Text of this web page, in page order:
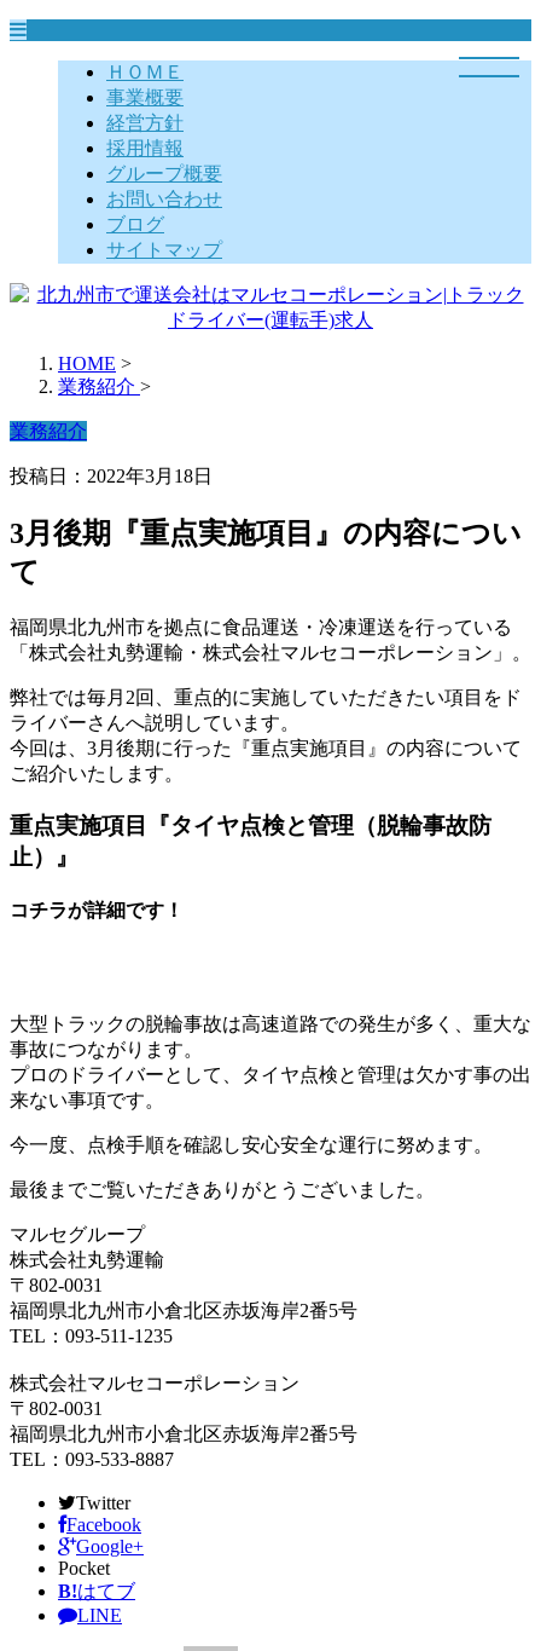
ＨＯＭＥ
事業概要
経営方針
採用情報
グループ概要
お問い合わせ
ブログ
サイトマップ
HOME >
業務紹介 >
業務紹介
投稿日：2022年3月18日
3月後期『重点実施項目』の内容につい
て
福岡県北九州市を拠点に食品運送・冷凍運送を行っている
「株式会社丸勢運輸・株式会社マルセコーポレーション」。
弊社では毎月2回、重点的に実施していただきたい項目をド
ライバーさんへ説明しています。
今回は、3月後期に行った『重点実施項目』の内容について
ご紹介いたします。
重点実施項目『タイヤ点検と管理（脱輪事故防
止）』
コチラが詳細です！
大型トラックの脱輪事故は高速道路での発生が多く、重大な
事故につながります。
プロのドライバーとして、タイヤ点検と管理は欠かす事の出
来ない事項です。
今一度、点検手順を確認し安心安全な運行に努めます。
最後までご覧いただきありがとうございました。
マルセグループ
株式会社丸勢運輸
〒802-0031
福岡県北九州市小倉北区赤坂海岸2番5号
TEL：093-511-1235
株式会社マルセコーポレーション
〒802-0031
福岡県北九州市小倉北区赤坂海岸2番5号
TEL：093-533-8887
Twitter
Facebook
Google+
Pocket
B!はてブ
LINE